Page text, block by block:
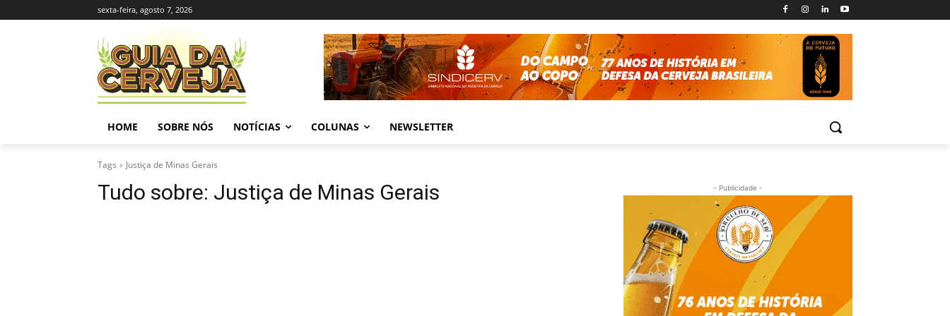
sexta-feira, agosto 7, 2026
HOME SOBRE NÓS NOTÍCIAS COLUNAS NEWSLETTER
Tags Justiça de Minas Gerais
Tudo sobre: Justiça de Minas Gerais - Publicidade -